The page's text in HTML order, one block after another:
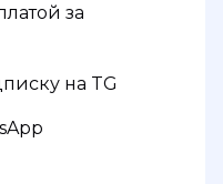
за
на TG